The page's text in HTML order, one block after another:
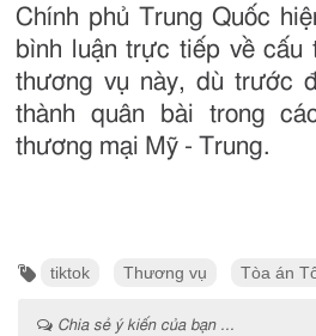
Chính phủ Trung Quốc
bình luận trực tiếp về cấu
thương vụ này, dù trước
thành quân bài trong
thương mại Mỹ - Trung.
tiktok Thương vụ Tòa án
Chia sẻ ý kiến của bạn ...